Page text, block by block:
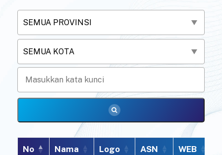
SEMUA PROVINSI
SEMUA KOTA
No Nama Logo ASN WEB